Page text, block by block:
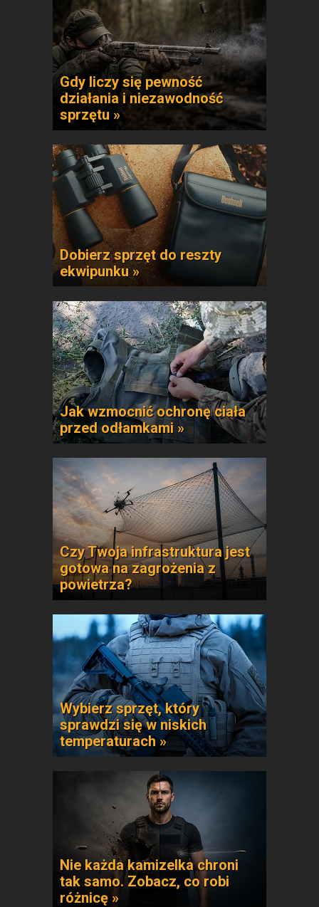
Gdy liczy się pewność
działania i niezawodność
sprzętu »
Dobierz sprzęt do reszty
ekwipunku »
Jak wzmocnić ochronę ciała
przed odłamkami »
Czy Twoja infrastruktura jest
gotowa na zagrożenia z
powietrza?
Wybierz sprzęt, który
sprawdzi się w niskich
temperaturach »
Nie każda kamizelka chroni
tak samo. Zobacz, co robi
różnicę »